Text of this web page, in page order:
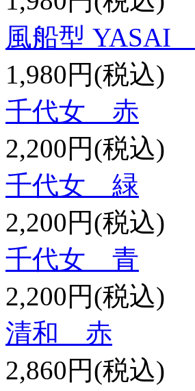
風船型 YASAI
1,980円(税込)
千代女 赤
2,200円(税込)
千代女 緑
2,200円(税込)
千代女 青
2,200円(税込)
清和 赤
2,860円(税込)